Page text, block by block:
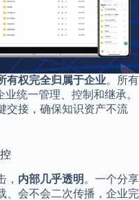
有权完全归属于企业。所有
统一管理、控制和继承。
交接，确保知识资产不流
， 内部几乎透明 。一个分享
、会不会二次传播，企业完